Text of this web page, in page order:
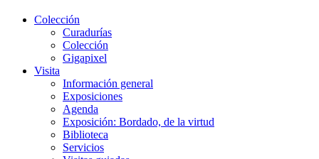
Colección
Curadurías
Colección
Gigapixel
Visita
Información general
Exposiciones
Agenda
Exposición: Bordado, de la virtud
Biblioteca
Servicios